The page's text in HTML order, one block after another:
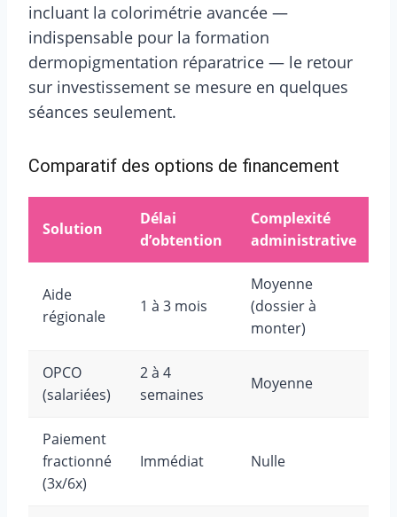
incluant la colorimétrie avancée —
indispensable pour la formation
dermopigmentation réparatrice — le retour
sur investissement se mesure en quelques
séances seulement.
Comparatif des options de financement
Solution
Délai
d’obtention
Complexité
administrative
Aide
régionale
1 à 3 mois
Moyenne
(dossier à
monter)
OPCO
(salariées)
2 à 4
semaines
Moyenne
Paiement
fractionné
(3x/6x)
Immédiat Nulle